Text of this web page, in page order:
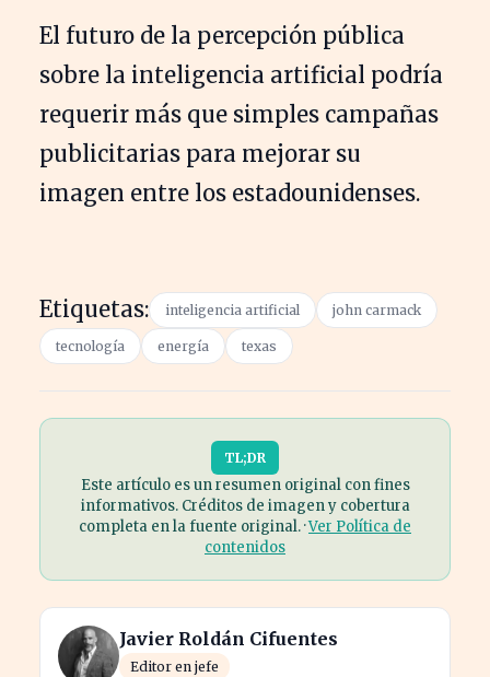
El futuro de la percepción pública
sobre la inteligencia artificial podría
requerir más que simples campañas
publicitarias para mejorar su
imagen entre los estadounidenses.
Etiquetas: inteligencia artificial john carmack
tecnología energía texas
TL;DR
Este artículo es un resumen original con fines
informativos. Créditos de imagen y cobertura
completa en la fuente original. ·Ver Política de
contenidos
Javier Roldán Cifuentes
Editor en jefe